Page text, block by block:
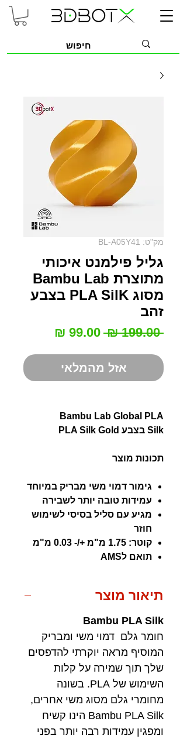
מק"ט: BL-A05Y41
גליל פילמנט איכותי
מתוצרת Bambu Lab
מסוג PLA SilK בצבע
זהב
‏199.00 ‏₪
מחיר
אזל מהמלאי
Bambu Lab Global PLA
Silk בצבע PLA Silk Gold
תכונות מוצר
גימור דמוי משי מבריק במיוחד
עמידות טובה יותר לשבירה
מגיע עם סליל בסיסי לשימוש
חוזר
קוטר: 1.75 מ"מ +/- 0.03 מ"מ
תואם לAMS
תיאור מוצר
Bambu PLA Silk
חומר גלם דמוי משי ומבריק
המוסיף מראה יוקרתי להדפסים
שלך תוך שמירה על קלות
השימוש של PLA. בשונה
מחומרי גלם מסוג משי אחרים,
Bambu PLA Silk הינו קשיח
ומפגין עמידות רבה יותר בפני